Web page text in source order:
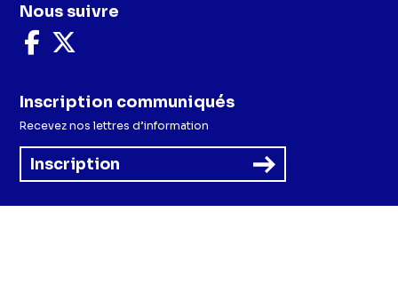
Nous suivre
Nous
suivre
Facebook
X
Inscription communiqués
Recevez nos lettres d’information
Inscription